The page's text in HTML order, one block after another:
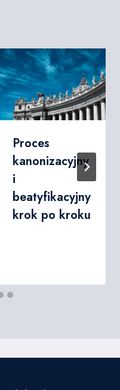
Proces
kanonizacyjny
i
beatyfikacyjny
krok po kroku